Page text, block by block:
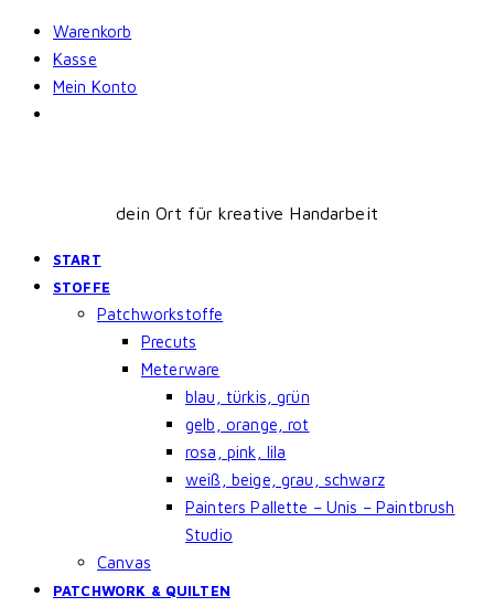
Skip
content
Warenkorb
Kasse
Mein Konto
dein Ort für kreative Handarbeit
START
STOFFE
Patchworkstoffe
Precuts
Meterware
blau, türkis, grün
gelb, orange, rot
rosa, pink, lila
weiß, beige, grau, schwarz
Painters Pallette – Unis – Paintbrush
Studio
Canvas
PATCHWORK & QUILTEN